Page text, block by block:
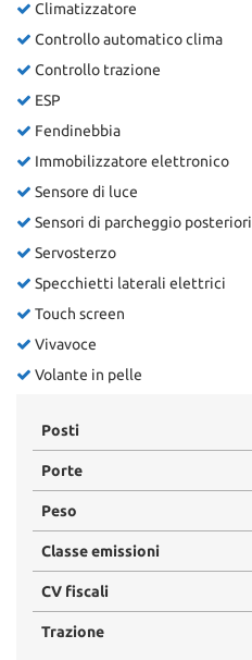
Climatizzatore
Controllo automatico clima
Controllo trazione
ESP
Fendinebbia
Immobilizzatore elettronico
Sensore di luce
Sensori di parcheggio posteriori
Servosterzo
Specchietti laterali elettrici
Touch screen
Vivavoce
Volante in pelle
Posti
Porte
Peso
Classe emissioni
CV fiscali
Trazione